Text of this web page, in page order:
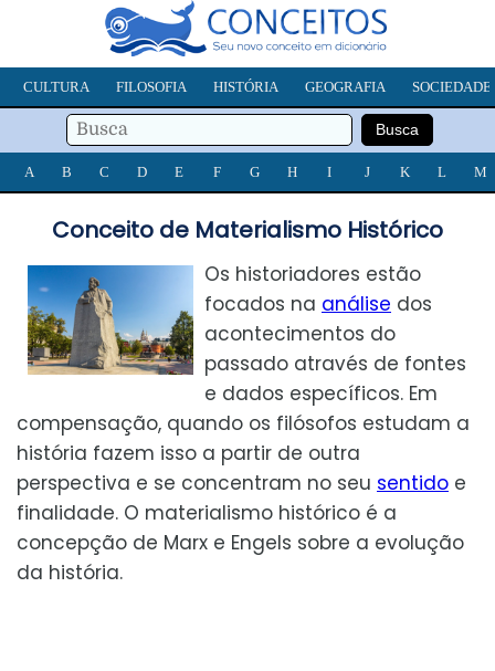
CULTURA FILOSOFIA HISTÓRIA GEOGRAFIA SOCIEDADE
A B C D E F G H I J K L M
Conceito de Materialismo Histórico
Os historiadores estão
focados na análise dos
acontecimentos do
passado através de fontes
e dados específicos. Em
compensação, quando os filósofos estudam a
história fazem isso a partir de outra
perspectiva e se concentram no seu sentido e
finalidade. O materialismo histórico é a
concepção de Marx e Engels sobre a evolução
da história.